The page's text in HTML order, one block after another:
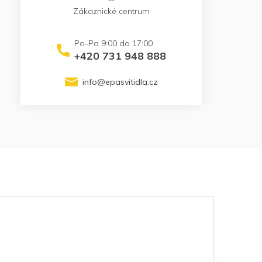
Zákaznické centrum
+420 731 948 888
info@epasvitidla.cz